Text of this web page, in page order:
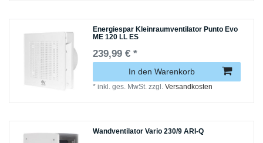
Energiespar Kleinraumventilator Punto Evo
ME 120 LL ES
239,99 € *
In den Warenkorb
*inkl. ges. MwSt. zzgl.Versandkosten
Wandventilator Vario 230/9 ARI-Q